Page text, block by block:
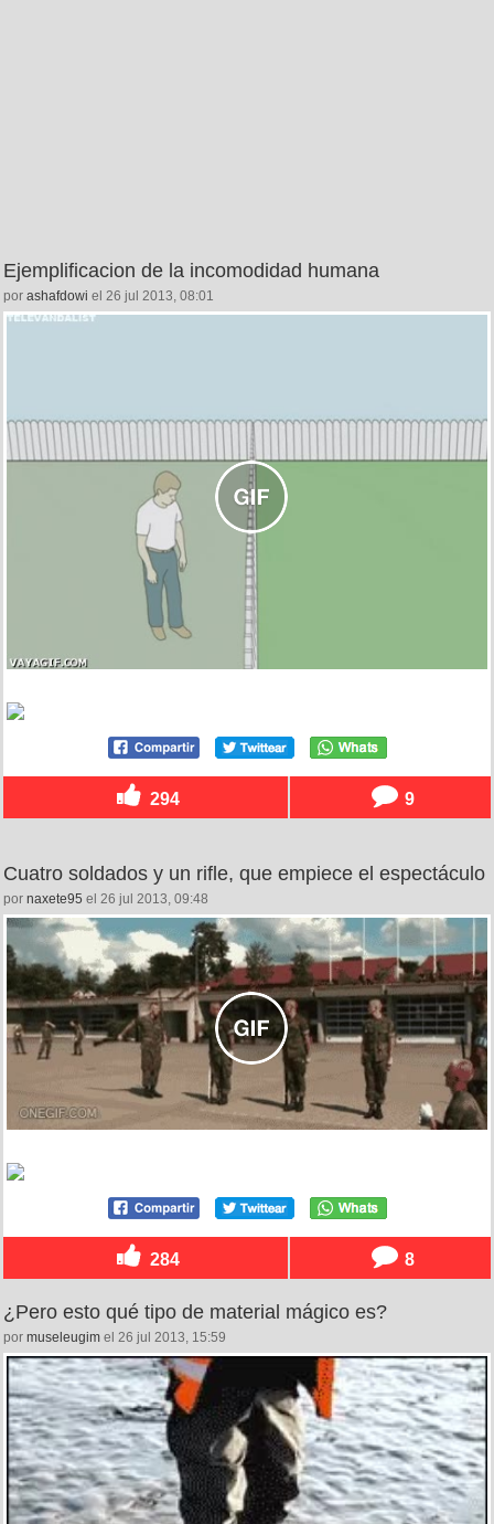
Ejemplificacion de la incomodidad humana
por ashafdowi el 26 jul 2013, 08:01
294 9
Cuatro soldados y un rifle, que empiece el espectáculo
por naxete95 el 26 jul 2013, 09:48
284 8
¿Pero esto qué tipo de material mágico es?
por museleugim el 26 jul 2013, 15:59